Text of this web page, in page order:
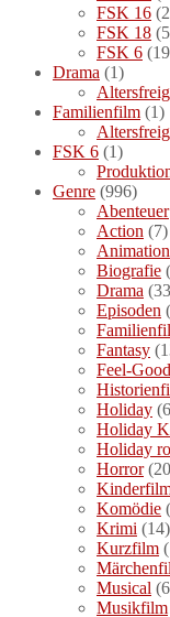
FSK 16
FSK 18
FSK 6
Drama (1)
Familienfilm (1)
FSK 6 (1)
Genre (996)
Abenteuer
Action (7)
Animation
Biografie
Drama
Episoden
Fantasy
Feel-
Holiday
Holiday
Holiday
Horror
Komödie
Krimi (14)
Kurzfilm
Musical
Musikfilm